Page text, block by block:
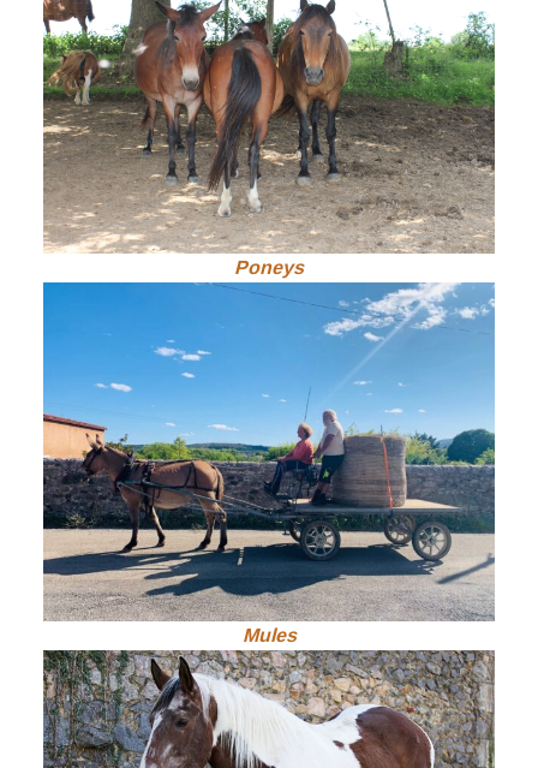
Poneys
Mules